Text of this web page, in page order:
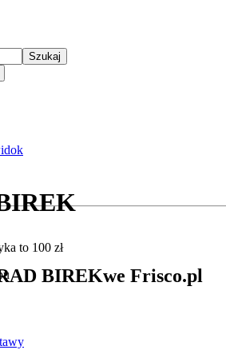
Szukaj
to 100 zł
BIREKwe Frisco.pl